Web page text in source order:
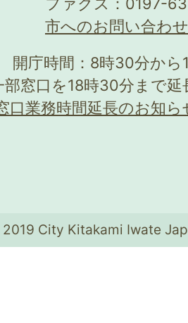
市へのお問い合わ
開庁時間：8時30分か
部窓口を18時30分まで
口業務時間延長のお知ら
City Kitakami Iwate